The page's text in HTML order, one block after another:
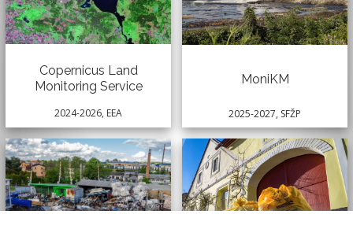
Copernicus Land
Monitoring Service
2024-2026, EEA
MoniKM
2025-2027, SFŽP